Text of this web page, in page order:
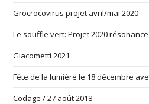
Grocrocovirus projet avril/mai 2020
Le souffle vert: Projet 2020 résonance
Giacometti 2021
Fête de la lumière le 18 décembre
Codage / 27 août 2018